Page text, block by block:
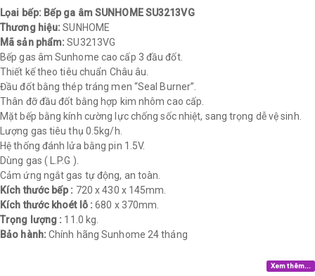
Lọai bếp: Bếp ga âm SUNHOME SU3213VG
Thương hiệu:SUNHOME
Mã sản phẩm:SU3213VG
Bếp gas âm Sunhome cao cấp 3 đầu đốt.
Thiết kế theo tiêu chuẩn Châu âu.
Đầu đốt bằng thép tráng men “Seal Burner”.
Thân đỡ đầu đốt bằng hợp kim nhôm cao cấp.
Mặt bếp bằng kính cường lực chống sốc nhiệt, sang trọng dễ vệ sinh.
Lượng gas tiêu thụ 0.5kg/h.
Hệ thống đánh lửa bằng pin 1.5V.
Dùng gas ( L.P.G ).
Cảm ứng ngắt gas tự động, an toàn.
Kích thước bếp : 720 x 430 x 145mm.
Kích thước khoét lỗ : 680 x 370mm.
Trọng lượng : 11.0 kg.​
Bảo hành: Chính hãng Sunhome 24 tháng​
Xem thêm...